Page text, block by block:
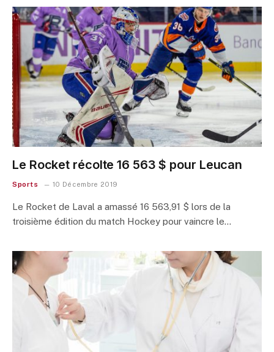
Le Rocket récolte 16 563 $ pour Leucan
Sports 10 Décembre 2019
Le Rocket de Laval a amassé 16 563,91 $ lors de la
troisième édition du match Hockey pour vaincre le…